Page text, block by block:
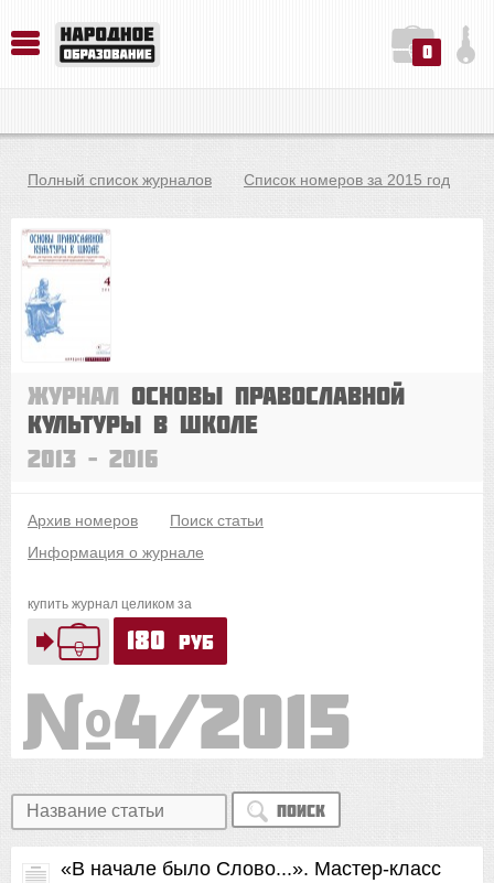
0
Полный список журналов Список номеров за 2015 год
Журнал Основы православной
культуры в школе
2013 – 2016
Архив номеров
Поиск статьи
Информация о журнале
купить журнал целиком за
180 руб
4/2015
Поиск
«В начале было Слово...». Мастер-класс